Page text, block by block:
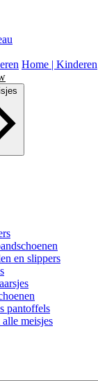
Home | Kinderen
en slippers
pantoffels
meisjes